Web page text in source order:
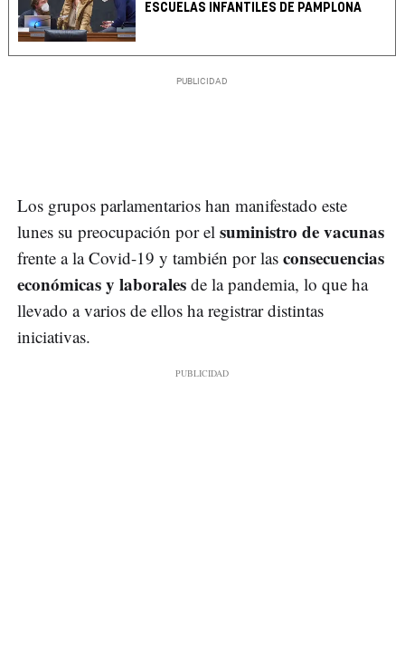
ESCUELAS INFANTILES DE PAMPLONA
Los grupos parlamentarios han manifestado este
lunes su preocupación por el suministro de vacunas
frente a la Covid-19 y también por las consecuencias
económicas y laborales de la pandemia, lo que ha
llevado a varios de ellos ha registrar distintas
iniciativas.